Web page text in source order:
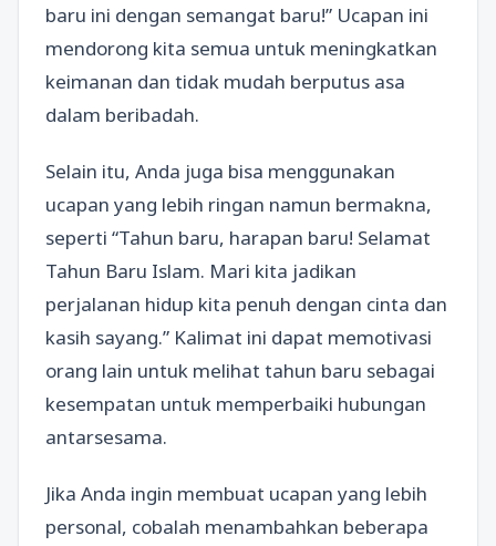
baru ini dengan semangat baru!” Ucapan ini
mendorong kita semua untuk meningkatkan
keimanan dan tidak mudah berputus asa
dalam beribadah.
Selain itu, Anda juga bisa menggunakan
ucapan yang lebih ringan namun bermakna,
seperti “Tahun baru, harapan baru! Selamat
Tahun Baru Islam. Mari kita jadikan
perjalanan hidup kita penuh dengan cinta dan
kasih sayang.” Kalimat ini dapat memotivasi
orang lain untuk melihat tahun baru sebagai
kesempatan untuk memperbaiki hubungan
antarsesama.
Jika Anda ingin membuat ucapan yang lebih
personal, cobalah menambahkan beberapa